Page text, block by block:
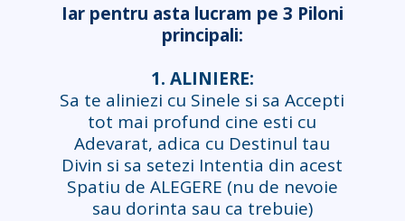
Iar pentru asta lucram pe 3 Piloni
principali:
1. ALINIERE:
Sa te aliniezi cu Sinele si sa Accepti
tot mai profund cine esti cu
Adevarat, adica cu Destinul tau
Divin si sa setezi Intentia din acest
Spatiu de ALEGERE (nu de nevoie
sau dorinta sau ca trebuie)